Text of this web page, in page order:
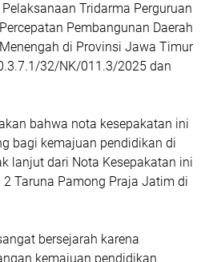
Tridarma Perguruan
Pembangunan Daerah
di Provinsi Jawa Timur
32/NK/011.3/2025 dan
bahwa nota kesepakatan ini
bagi kemajuan pendidikan di
lanjut dari Nota Kesepakatan ini
Taruna Pamong Praja Jatim di
bersejarah karena
kemajuan pendidikan